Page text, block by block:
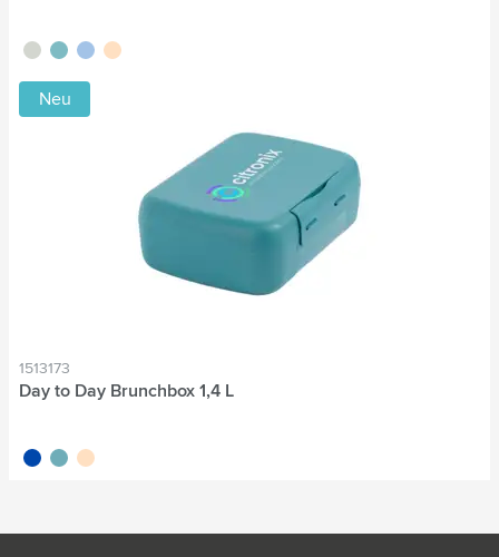
vert tilleul
vert bleu beige
Neu
1513173
Day to Day Brunchbox 1,4 L
bleu cobalt
vert beige